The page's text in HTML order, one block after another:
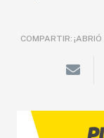
COMPARTIR: